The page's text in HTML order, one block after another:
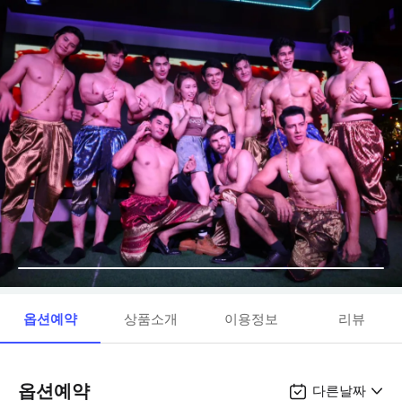
옵션예약 상품소개 이용정보 리뷰
옵션예약 다른날짜